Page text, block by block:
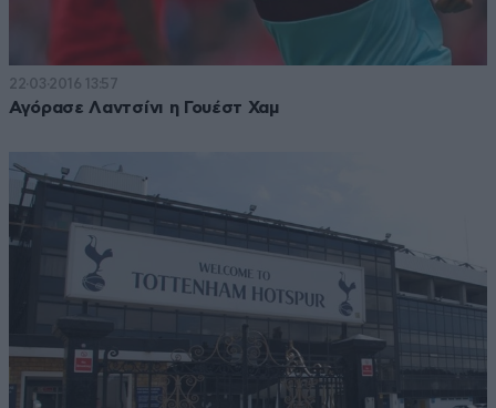
22·03·2016 13:57
Αγόρασε Λαντσίνι η Γουέστ Χαμ